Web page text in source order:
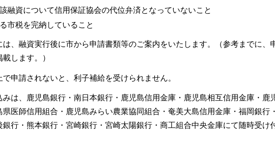
融資について信用保証協会の代位弁済となっていないこと
市税を完納していること
、融資実行後に市から申請書類等のご案内をいたします。（参考までに、
します。）
申請されないと、利子補給を受けられません。
は、鹿児島銀行・南日本銀行・鹿児島信用金庫・鹿児島相互信用金庫・鹿
医師信用組合・鹿児島みらい農業協同組合・奄美大島信用金庫・福岡銀行
銀行・熊本銀行・宮崎銀行・宮崎太陽銀行・商工組合中央金庫にて随時受け